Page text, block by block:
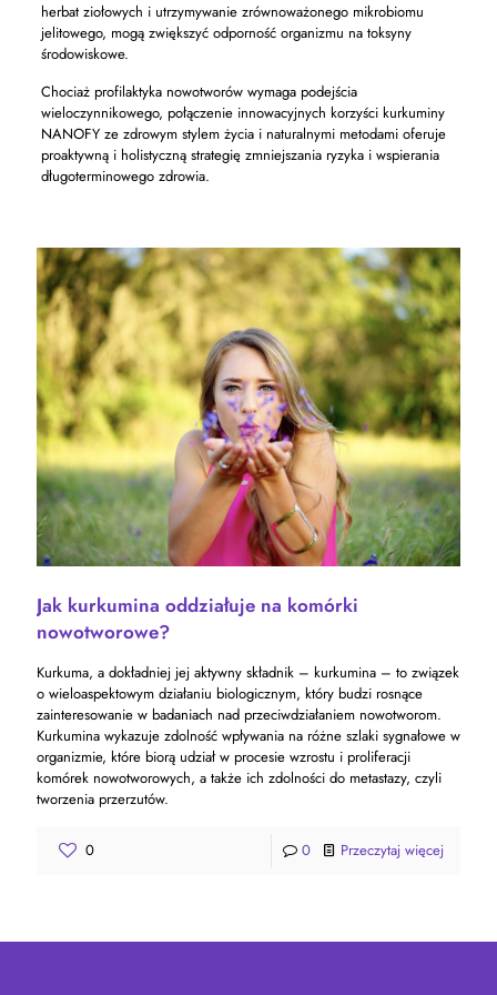
herbat ziołowych i utrzymywanie zrównoważonego mikrobiomu
jelitowego, mogą zwiększyć odporność organizmu na toksyny
środowiskowe.
Chociaż profilaktyka nowotworów wymaga podejścia
wieloczynnikowego, połączenie innowacyjnych korzyści kurkuminy
NANOFY ze zdrowym stylem życia i naturalnymi metodami oferuje
proaktywną i holistyczną strategię zmniejszania ryzyka i wspierania
długoterminowego zdrowia.
Jak kurkumina oddziałuje na komórki
nowotworowe?
Kurkuma, a dokładniej jej aktywny składnik – kurkumina – to związek
o wieloaspektowym działaniu biologicznym, który budzi rosnące
zainteresowanie w badaniach nad przeciwdziałaniem nowotworom.
Kurkumina wykazuje zdolność wpływania na różne szlaki sygnałowe w
organizmie, które biorą udział w procesie wzrostu i proliferacji
komórek nowotworowych, a także ich zdolności do metastazy, czyli
tworzenia przerzutów.
0 0 Przeczytaj więcej